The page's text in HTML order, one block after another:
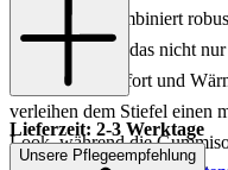
Das Design kombiniert
Lammfellfutter, das nicht
optimalen Komfort und
verleihen dem Stiefel einen
Look, während die
Lieferzeit: 2-3 Werktage
Unsere Pflegeempfehlung